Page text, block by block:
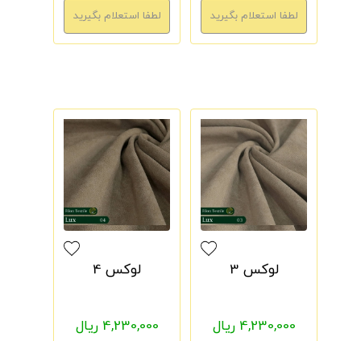
لوکس 3
4,230,000 ریال
لوکس 4
4,230,000 ریال